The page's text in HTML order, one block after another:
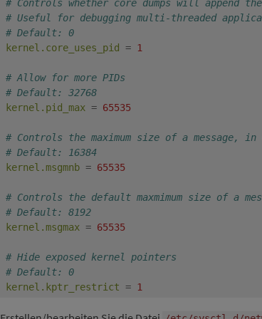
# Controls whether core dumps will append
# Useful for debugging multi-threaded
# Default: 0
kernel.core_uses_pid
= 1
# Allow for more PIDs
# Default: 32768
kernel.pid_max = 65535
# Controls the maximum size of a message, in
# Default: 16384
kernel.msgmnb = 65535
# Controls the default maxmimum size of a
# Default: 8192
kernel.msgmax = 65535
# Hide exposed kernel pointers
# Default: 0
kernel.kptr_restrict = 1